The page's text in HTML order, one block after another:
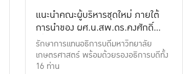
แนะนำคณะผู้บริหารชุดใหม่ ภายใต้
การนำของ ผศ.น.สพ.ดร.คงศักดิ์
เที่ยงธรรม
รักษาการแทนอธิการบดีมหาวิทยาลัย
เกษตรศาสตร์ พร้อมด้วยรองอธิการบดีทั้ง
16 ท่าน